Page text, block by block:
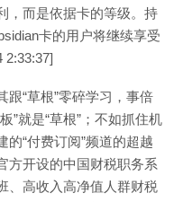
，而是依据卡的等级。持
卡的用户将继续享受
2:33:37]
“草根”零碎学习，事倍
”就是“草根”；不如抓住机
“付费订阅”频道的超越
方开设的中国财税职务系
、高收入高净值人群财税